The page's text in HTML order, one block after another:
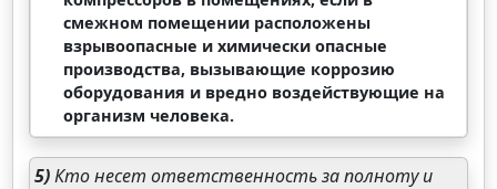
смежном помещении расположены
взрывоопасные и химически опасные
производства, вызывающие коррозию
оборудования и вредно воздействующие на
организм человека.
5)Кто несет ответственность за полноту и